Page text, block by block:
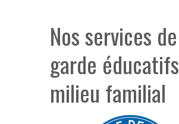
Nos services de
garde
milieu familial